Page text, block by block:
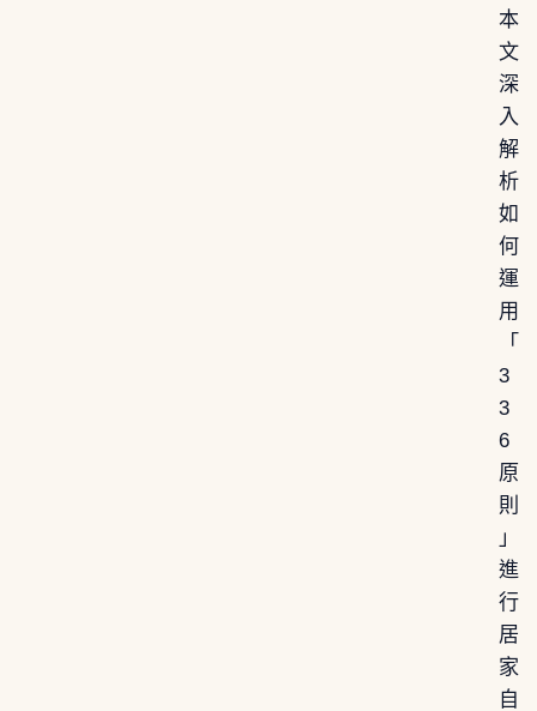
本
文
深
入
解
析
如
何
運
用
「
3
3
6
原
則
」
進
行
居
家
自